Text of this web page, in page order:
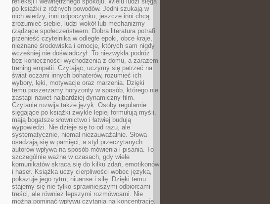
po książki z różnych powodów. Jedni szukają w
nich wiedzy, inni odpoczynku, jeszcze inni chcą
zrozumieć siebie, ludzi wokół lub mechanizmy
rządzące społeczeństwem. Dobra literatura potrafi
przenieść czytelnika w odległe epoki, obce kraje,
nieznane środowiska i emocje, których sam nigdy
wcześniej nie doświadczył. To niezwykła podróż
bez konieczności wychodzenia z domu, a zarazem
trening empatii. Czytając, uczymy się patrzeć na
świat oczami innych bohaterów, rozumieć ich
wybory, lęki, motywacje oraz marzenia. Dzięki
temu poszerzamy horyzonty w sposób, którego nie
zastąpi nawet najbardziej dynamiczny film.
Czytanie rozwija także język. Osoby regularnie
sięgające po książki zwykle lepiej formułują myśli,
mają bogatsze słownictwo i łatwiej budują
wypowiedzi. Nie dzieje się to od razu, ale
systematycznie, niemal niezauważalnie. Słowa
osadzają się w pamięci, a styl przeczytanych
autorów wpływa na sposób mówienia i pisania. To
szczególnie ważne w czasach, gdy wiele
komunikatów skraca się do kilku zdań, emotikonów
i haseł. Książka uczy cierpliwości wobec języka,
pokazuje jego rytm, niuanse i siłę. Dzięki temu
stajemy się nie tylko sprawniejszymi odbiorcami
treści, ale również lepszymi rozmówcami. Nie
można pominąć wpływu czytania na koncentrację.